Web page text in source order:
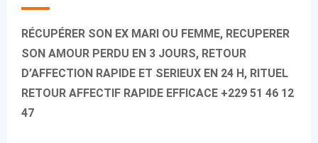
RÉCUPÉRER SON EX MARI OU FEMME, RECUPERER
SON AMOUR PERDU EN 3 JOURS, RETOUR
D’AFFECTION RAPIDE ET SERIEUX EN 24 H, RITUEL
RETOUR AFFECTIF RAPIDE EFFICACE +229 51 46 12
47